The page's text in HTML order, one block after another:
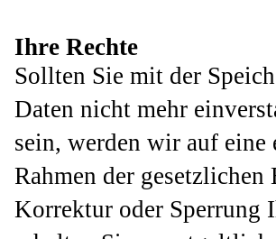
Ihre Rechte
Sollten Sie mit der
Daten nicht mehr
sein, werden wir auf eine
Rahmen der
Korrektur oder Sperrung